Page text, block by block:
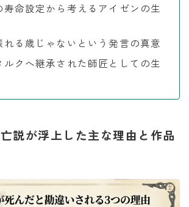
寿命設定から考えるアイゼンの生
れる歳じゃないという発言の真意
ルクへ継承された師匠としての生
説が浮上した主な理由と作品